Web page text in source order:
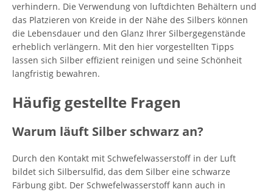
verhindern. Die Verwendung von luftdichten Behältern und
das Platzieren von Kreide in der Nähe des Silbers können
die Lebensdauer und den Glanz Ihrer Silbergegenstände
erheblich verlängern. Mit den hier vorgestellten Tipps
lassen sich Silber effizient reinigen und seine Schönheit
langfristig bewahren.
Häufig gestellte Fragen
Warum läuft Silber schwarz an?
Durch den Kontakt mit Schwefelwasserstoff in der Luft
bildet sich Silbersulfid, das dem Silber eine schwarze
Färbung gibt. Der Schwefelwasserstoff kann auch in